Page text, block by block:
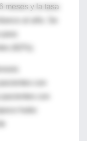
meses y la tasa
(62%).
con
hubo